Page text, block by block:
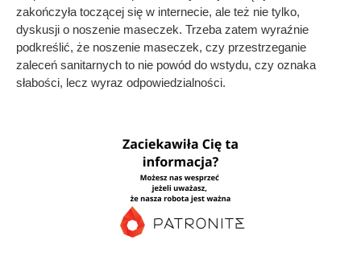
zakończyła toczącej się w internecie, ale też nie tylko,
dyskusji o noszenie maseczek. Trzeba zatem wyraźnie
podkreślić, że noszenie maseczek, czy przestrzeganie
zaleceń sanitarnych to nie powód do wstydu, czy oznaka
słabości, lecz wyraz odpowiedzialności.